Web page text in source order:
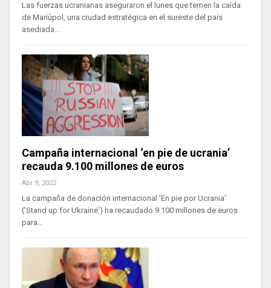
Las fuerzas ucranianas aseguraron el lunes que temen la caída
de Mariúpol, una ciudad estratégica en el sureste del país
asediada…
Campaña internacional ‘en pie de ucrania’
recauda 9.100 millones de euros
Abr 9, 2022
La campaña de donación internacional 'En pie por Ucrania'
('Stand up for Ukraine') ha recaudado 9.100 millones de euros
para…